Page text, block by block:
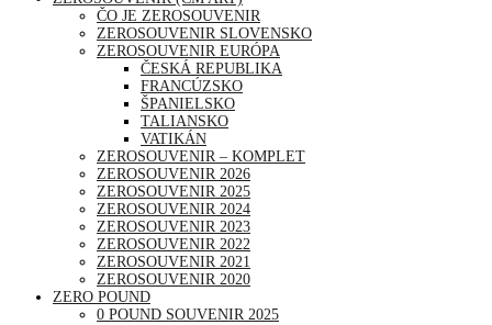
ČO JE ZEROSOUVENIR
ZEROSOUVENIR SLOVENSKO
ZEROSOUVENIR EURÓPA
ČESKÁ REPUBLIKA
FRANCÚZSKO
ŠPANIELSKO
TALIANSKO
VATIKÁN
ZEROSOUVENIR – KOMPLET
ZEROSOUVENIR 2026
ZEROSOUVENIR 2025
ZEROSOUVENIR 2024
ZEROSOUVENIR 2023
ZEROSOUVENIR 2022
ZEROSOUVENIR 2021
ZEROSOUVENIR 2020
ZERO POUND
0 POUND SOUVENIR 2025